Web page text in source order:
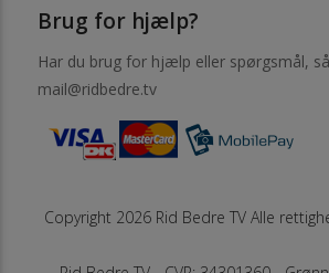
Brug for hjælp?
Har du brug for hjælp eller spørgsmål,
mail@ridbedre.tv
Copyright 2026 Rid Bedre TV Alle